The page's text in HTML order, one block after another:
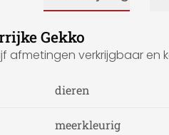
Gekko
afmetingen verkrijgbaar
dieren
meerkleurig